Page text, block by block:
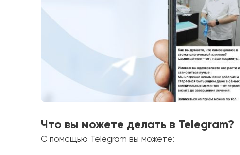
Что вы можете делать в Telegram?
С помощью Telegram вы можете: